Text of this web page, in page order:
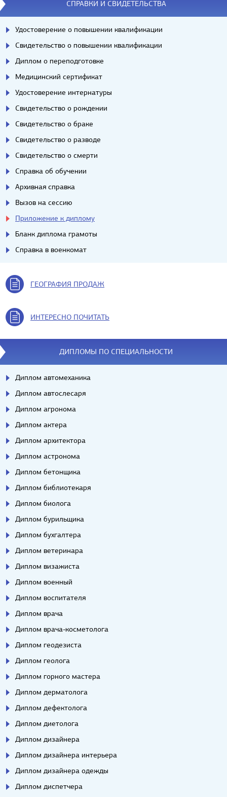
СПРАВКИ И СВИДЕТЕЛЬСТВА
Удостоверение о повышении квалификации
Свидетельство о повышении квалификации
Диплом о переподготовке
Медицинский сертификат
Удостоверение интернатуры
Свидетельство о рождении
Свидетельство о браке
Свидетельство о разводе
Свидетельство о смерти
Справка об обучении
Архивная справка
Вызов на сессию
Приложение к диплому
Бланк диплома грамоты
Справка в военкомат
ГЕОГРАФИЯ ПРОДАЖ
ИНТЕРЕСНО ПОЧИТАТЬ
ДИПЛОМЫ ПО СПЕЦИАЛЬНОСТИ
Диплом автомеханика
Диплом автослесаря
Диплом агронома
Диплом актера
Диплом архитектора
Диплом астронома
Диплом бетонщика
Диплом библиотекаря
Диплом биолога
Диплом бурильщика
Диплом бухгалтера
Диплом ветеринара
Диплом визажиста
Диплом военный
Диплом воспитателя
Диплом врача
Диплом врача-косметолога
Диплом геодезиста
Диплом геолога
Диплом горного мастера
Диплом дерматолога
Диплом дефектолога
Диплом диетолога
Диплом дизайнера
Диплом дизайнера интерьера
Диплом дизайнера одежды
Диплом диспетчера